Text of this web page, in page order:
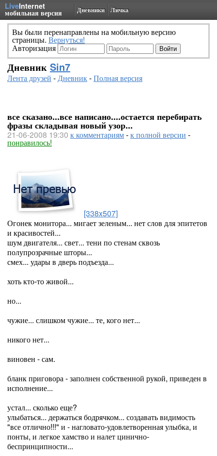
LiveInternet
мобильная версия Дневники Личка
Вы были перенаправлены на мобильную версию
страницы. Вернуться!
Авторизация
Дневник Sin7
Лента друзей -Дневник-Полная версия
все сказано...все написано....остается перебирать
фразы складывая новый узор...
21-06-2008 19:30 к комментариям-к полной версии -
понравилось!
[338x507]
Огонек монитора... мигает зеленым... нет слов для эпитетов
и красивостей...
шум двигателя... свет... тени по стенам сквозь
полупрозрачные шторы...
смех... удары в дверь подъезда...
хоть кто-то живой...
но...
чужие... слишком чужие... те, кого нет...
никого нет...
виновен - сам.
бланк приговора - заполнен собственной рукой, приведен в
исполнение...
устал... сколько еще?
улыбаться... держаться бодрячком... создавать видимость
"все отлично!!!" и - нагловато-удовлетворенная улыбка, и
понты, и легкое хамство и налет цинично-
беспринципности...